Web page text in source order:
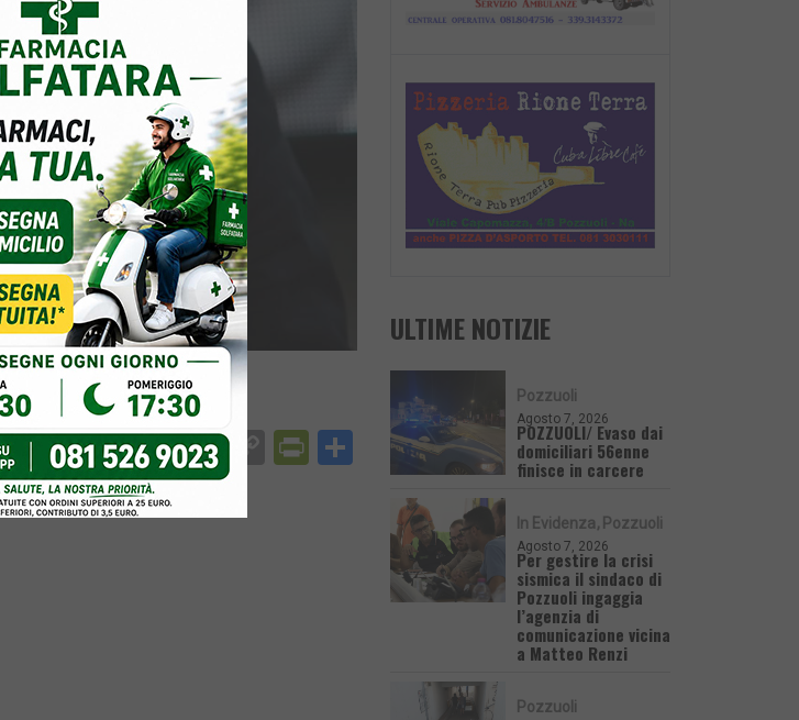
Facebook
Messenger
WhatsApp
Telegram
X EmailCopyPrintFriendly
Condividi
ULTIME NOTIZIE
Pozzuoli
Agosto 7, 2026
POZZUOLI/ Evaso dai
domiciliari 56enne
finisce in carcere
In Evidenza Pozzuoli
Agosto 7, 2026
Per gestire la crisi
sismica il sindaco di
Pozzuoli ingaggia
l’agenzia di
comunicazione vicina
a Matteo Renzi
Pozzuoli